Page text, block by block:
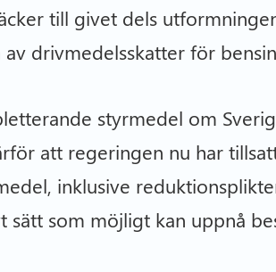
till givet dels
drivmedelsskatter för
styrmedel om
att regeringen nu har
inklusive
som möjligt kan uppnå